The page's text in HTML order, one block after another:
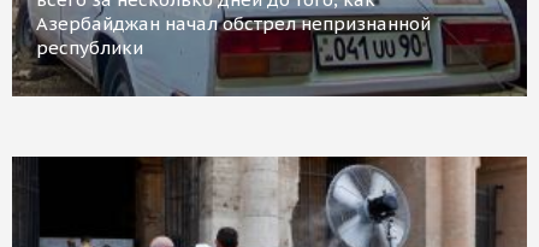
Азербайджан начал обстрел непризнанной
республики